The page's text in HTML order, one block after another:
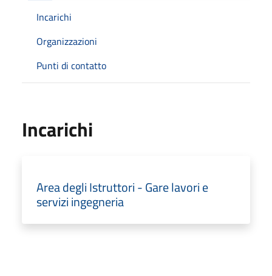
Incarichi
Organizzazioni
Punti di contatto
Incarichi
Area degli Istruttori - Gare lavori e
servizi ingegneria